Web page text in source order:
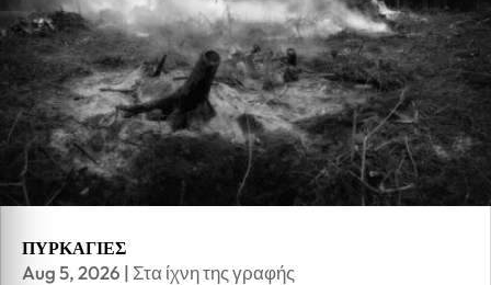
ΠΥΡΚΑΓΙΕΣ
Aug 5, 2026 | Στα ίχνη της γραφής